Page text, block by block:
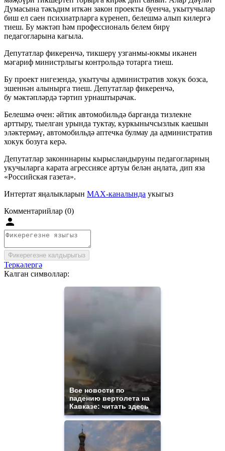
Думасына тәкъдим иткән закон проекты буенча, укытучылар
биш ел саен психиатрларга күренеп, белешмә алып килергә
тиеш. Бу мәктәп һәм профессиональ белем бирү
педагогларына кагыла.
Депутатлар фикеренчә, тикшерү узганмы-юкмы икәнен
мәгариф министрлыгы контрольдә тотарга тиеш.
Бу проект нигезендә, укытучы административ хокук бозса,
эшеннән алынырга тиеш. Депутатлар фикеренчә,
бу мәктәпләрдә тәртип урнаштырачак.
Белешмә өчен: әйтик автомобильдә барганда тизлекне
арттыру, тыелган урында туктау, куркынычсызлык каешын
эләктермәү, автомобильдә аптечка булмау да административ
хокук бозуга керә.
Депутатлар законннарны кырысландыруны педагогларның
укучыларга карата агрессиясе артуы белән аңлата, дип яза
«Российская газета».
Интертат яңалыкларын MAX-каналында укыгыз
Комментарийлар (0)
Фикерегезне калдырыгыз
Теркәлергә
Калган символлар:
Все новости по
падению вертолета на
Кавказе: читать здесь